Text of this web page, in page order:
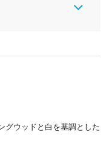
グウッドと白を基調とした